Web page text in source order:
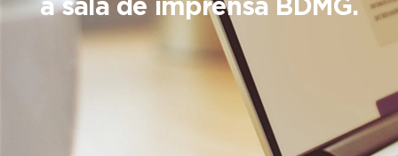
à sala de imprensa BDMG.